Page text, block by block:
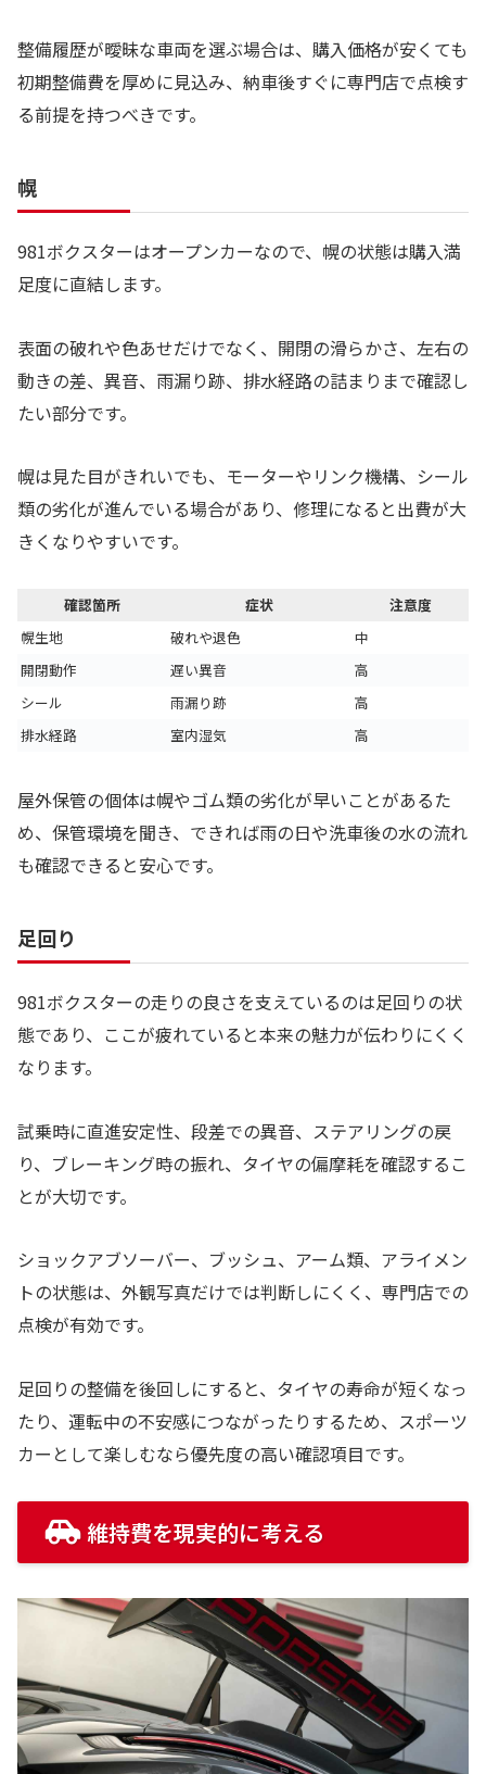
整備履歴が曖昧な車両を選ぶ場合は、購入価格が安くても
初期整備費を厚めに見込み、納車後すぐに専門店で点検す
る前提を持つべきです。
幌
981ボクスターはオープンカーなので、幌の状態は購入満
足度に直結します。
表面の破れや色あせだけでなく、開閉の滑らかさ、左右の
動きの差、異音、雨漏り跡、排水経路の詰まりまで確認し
たい部分です。
幌は見た目がきれいでも、モーターやリンク機構、シール
類の劣化が進んでいる場合があり、修理になると出費が大
きくなりやすいです。
確認箇所 症状
注意度
幌生地
破れや退色
中
開閉動作
遅い異音
高
シール
雨漏り跡
高
排水経路
室内湿気 高
屋外保管の個体は幌やゴム類の劣化が早いことがあるた
め、保管環境を聞き、できれば雨の日や洗車後の水の流れ
も確認できると安心です。
足回り
981ボクスターの走りの良さを支えているのは足回りの状
態であり、ここが疲れていると本来の魅力が伝わりにくく
なります。
試乗時に直進安定性、段差での異音、ステアリングの戻
り、ブレーキング時の振れ、タイヤの偏摩耗を確認するこ
とが大切です。
ショックアブソーバー、ブッシュ、アーム類、アライメン
トの状態は、外観写真だけでは判断しにくく、専門店での
点検が有効です。
足回りの整備を後回しにすると、タイヤの寿命が短くなっ
たり、運転中の不安感につながったりするため、スポーツ
カーとして楽しむなら優先度の高い確認項目です。
維持費を現実的に考える